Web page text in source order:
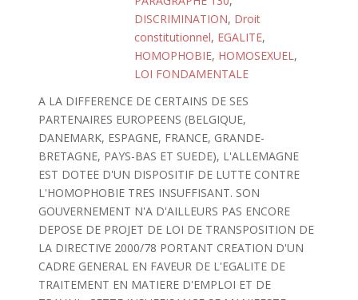
DISCRIMINATION, Droit
constitutionnel, EGALITE,
HOMOPHOBIE, HOMOSEXUEL,
LOI FONDAMENTALE
A LA DIFFERENCE DE CERTAINS DE SES
PARTENAIRES EUROPEENS (BELGIQUE,
DANEMARK, ESPAGNE, FRANCE, GRANDE-
BRETAGNE, PAYS-BAS ET SUEDE), L'ALLEMAGNE
EST DOTEE D'UN DISPOSITIF DE LUTTE CONTRE
L'HOMOPHOBIE TRES INSUFFISANT. SON
GOUVERNEMENT N'A D'AILLEURS PAS ENCORE
DEPOSE DE PROJET DE LOI DE TRANSPOSITION DE
LA DIRECTIVE 2000/78 PORTANT CREATION D'UN
CADRE GENERAL EN FAVEUR DE L'EGALITE DE
TRAITEMENT EN MATIERE D'EMPLOI ET DE